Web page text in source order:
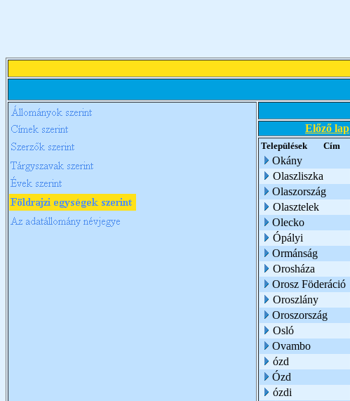
Előző lap
Települések Cím
Okány
Olaszliszka
Olaszország
Olasztelek
Olecko
Ópályi
Ormánság
Orosháza
Orosz Föderáció
Oroszlány
Oroszország
Osló
Ovambo
ózd
Ózd
ózdi